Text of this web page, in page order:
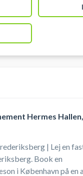
som
Hermes
| Lej en
Book en
i København på en